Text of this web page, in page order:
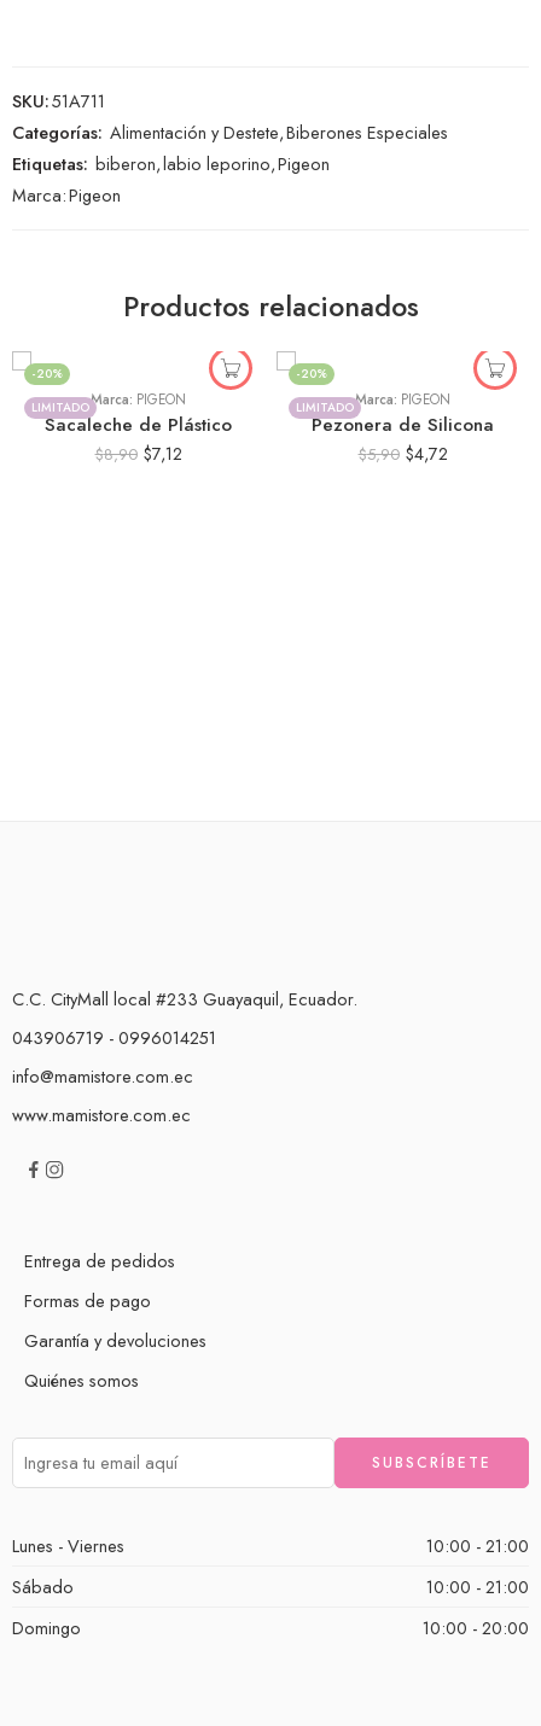
SKU:51A711
Categorías: Alimentación y Destete,Biberones Especiales
Etiquetas: biberon,labio leporino,Pigeon
Marca:Pigeon
Productos relacionados
-20%
LIMITADO
HORAS MINS SEGUNDOS
Marca: PIGEON
Sacaleche de Plástico
$8,90 $7,12
-20%
LIMITADO
DÍAS HORAS MINS
Marca: PIGEON
Pezonera de Silicona
$5,90 $4,72
C.C. CityMall local #233 Guayaquil, Ecuador.
043906719 - 0996014251
info@mamistore.com.ec
www.mamistore.com.ec
Entrega de pedidos
Formas de pago
Garantía y devoluciones
Quiénes somos
Lunes - Viernes
10:00 - 21:00
Sábado
10:00 - 21:00
Domingo
10:00 - 20:00